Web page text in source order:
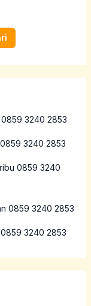
0859 3240 2853
3240 2853
0859 3240
0859 3240 2853
0859 3240 2853